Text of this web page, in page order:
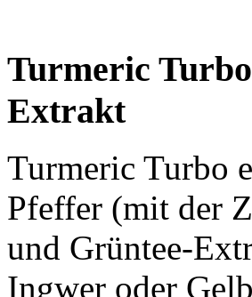
Turmeric
Extrakt
Turmeric Turbo
Pfeffer (mit der
und Grüntee-
Ingwer oder